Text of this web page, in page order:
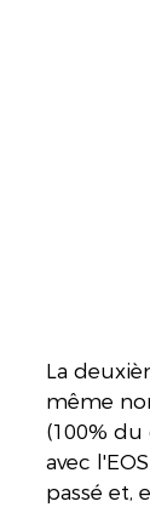
La
même
(100%
avec
passé et,